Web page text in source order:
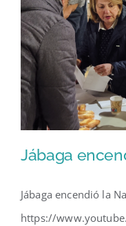
Jábaga
Jábaga encendió la
https://